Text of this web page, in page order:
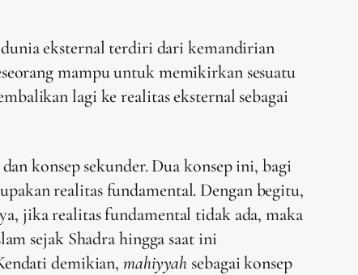
eksternal terdiri dari kemandirian
mampu untuk memikirkan sesuatu
lagi ke realitas eksternal sebagai
konsep sekunder. Dua konsep ini, bagi
realitas fundamental. Dengan begitu,
jika realitas fundamental tidak ada, maka
sejak Shadra hingga saat ini
demikian,mahiyyah sebagai konsep